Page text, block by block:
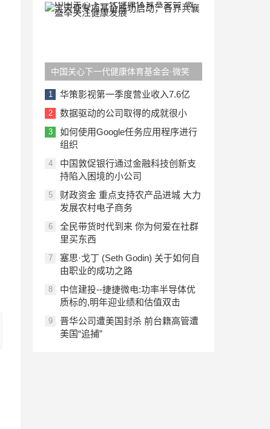
中国关心下一代健康体育基金会·微笑
天使专项基金成功启动，各界共襄盛举
关注健康发展
1 华策影视第一季度营业收入7.6亿
2 数据驱动的公司取得的成就很小
3
如何使用Google任务应用程序进行
组织
4
中国敦促银行通过金融科技创新支
持陷入困境的小公司
5
财政资金 重点支持农产品进城 大力
发展农村电子商务
6
全民带货时代到来 你为何爱在社群
里买东西
7
塞思·戈丁 (Seth Godin) 关于如何自
由职业的成功之路
8
中信建投--捷捷微电:功率半导体优
质标的,明年迎业绩和估值双击
9
晋华公司遭美国封杀 前台籍高管遭
美国“追捕”